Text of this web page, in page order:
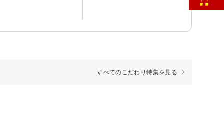
すべてのこだわり特集を見る